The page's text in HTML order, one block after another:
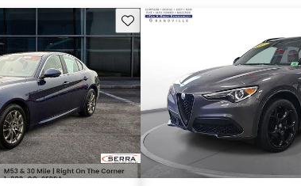
Guarda este Aviso